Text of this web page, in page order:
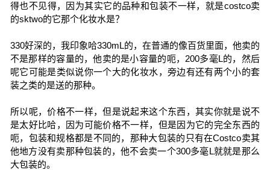
得也不见得，因为其实它的品种和包装不一样，就是costco卖
的sktwo的它那个化妆水是？
330好深的，我印象哈330mL的，在普通的像百货里面，他卖的
不是那样的容量的，他卖的是小容量的呃，200多毫L的，然后
呢它可能是类似说你一个大的化妆水，旁边有还有两个小的套
装之类的是送的那种。
所以呢，价格不一样，但是说起来这个东西，其实你就是说不
是太好比哈，因为可能价格不一样，但是因为它的完全东西的
呃，包装和规格都是不同的，那种大包装的只有在Costco卖其
他地方没有卖那种包装的，他不会卖一个300多毫L就就是那么
大包装的。